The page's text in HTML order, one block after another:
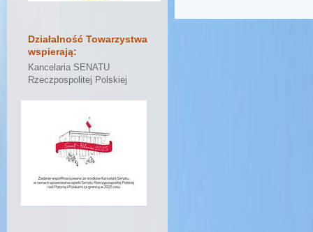
Działalność Towarzystwa
wspierają:
Kancelaria SENATU
Rzeczpospolitej Polskiej